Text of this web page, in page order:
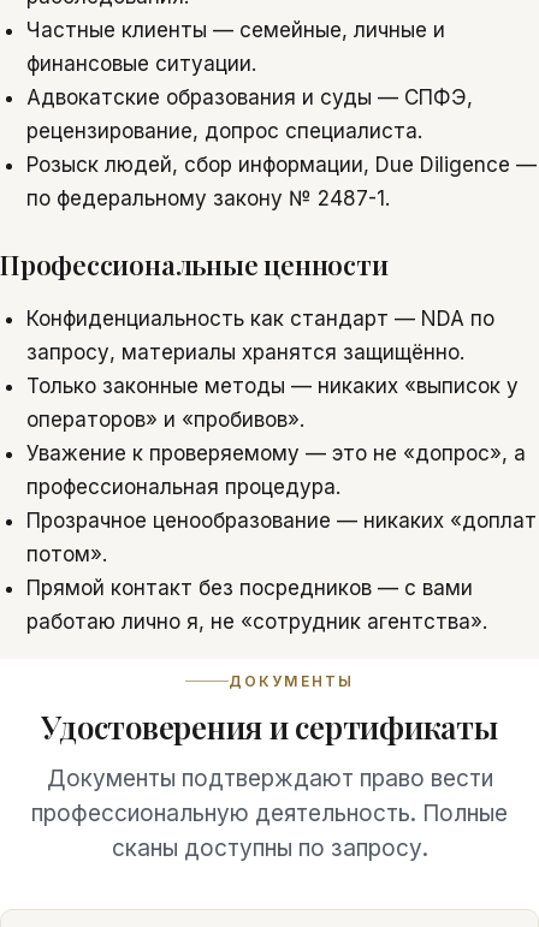
Частные клиенты — семейные, личные и
финансовые ситуации.
Адвокатские образования и суды — СПФЭ,
рецензирование, допрос специалиста.
Розыск людей, сбор информации, Due Diligence —
по федеральному закону № 2487-1.
Профессиональные ценности
Конфиденциальность как стандарт — NDA по
запросу, материалы хранятся защищённо.
Только законные методы — никаких «выписок у
операторов» и «пробивов».
Уважение к проверяемому — это не «допрос», а
профессиональная процедура.
Прозрачное ценообразование — никаких «доплат
потом».
Прямой контакт без посредников — с вами
работаю лично я, не «сотрудник агентства».
ДОКУМЕНТЫ
Удостоверения и сертификаты
Документы подтверждают право вести
профессиональную деятельность. Полные
сканы доступны по запросу.